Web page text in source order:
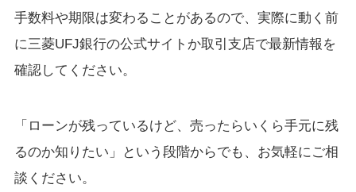
手数料や期限は変わることがあるので、実際に動く前
に三菱UFJ銀行の公式サイトか取引支店で最新情報を
確認してください。
「ローンが残っているけど、売ったらいくら手元に残
るのか知りたい」という段階からでも、お気軽にご相
談ください。